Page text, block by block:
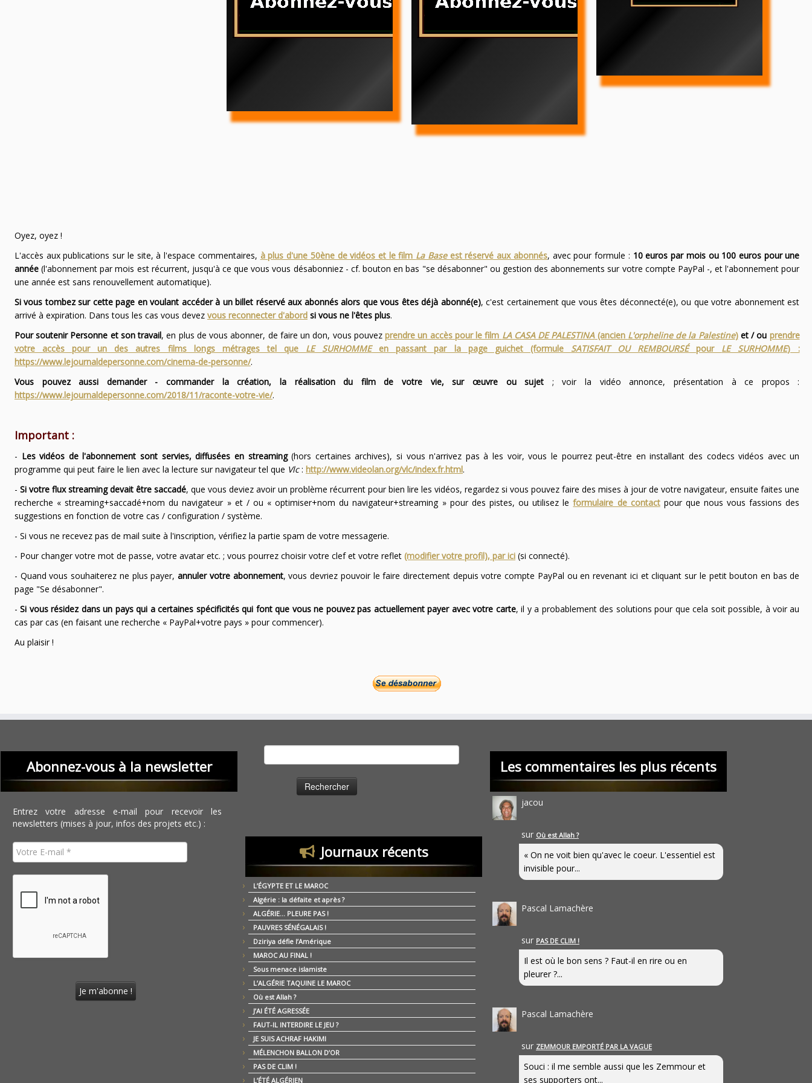
Oyez, oyez !
L'accès aux publications sur le site, à l'espace commentaires, à plus d'une 50ène de vidéos et le film La Baseest réservé aux abonnés, avec pour formule : 10 euros par mois ou 100 euros pour une
année(l'abonnement par mois est récurrent, jusqu'à ce que vous vous désabonniez - cf. bouton en bas "se désabonner" ou gestion des abonnements sur votre compte PayPal -, et l'abonnement pour
une année est sans renouvellement automatique).
Si vous tombez sur cette page en voulant accéder à un billet réservé aux abonnés alors que vous êtes déjà abonné(e), c'est certainement que vous êtes déconnecté(e), ou que votre abonnement est
arrivé à expiration. Dans tous les cas vous devez vous reconnecter d'abordsi vous ne l'êtes plus.
Pour soutenir Personne et son travail, en plus de vous abonner, de faire un don, vous pouvezprendre un accès pour le film LA CASA DE PALESTINA(ancien L'orpheline de la Palestine)et / ou prendre
votre accès pour un des autres films longs métrages tel que LE SURHOMMEen passant par la page guichet (formule SATISFAIT OU REMBOURSÉpour LE SURHOMME) :
https://www.lejournaldepersonne.com/cinema-de-personne/.
Vous pouvez aussi demander - commander la création, la réalisation du film de votre vie, sur œuvre ou sujet ; voir la vidéo annonce, présentation à ce propos :
https://www.lejournaldepersonne.com/2018/11/raconte-votre-vie/.
Important :
- Les vidéos de l'abonnement sont servies, diffusées en streaming(hors certaines archives), si vous n'arrivez pas à les voir, vous le pourrez peut-être en installant des codecs vidéos avec un
programme qui peut faire le lien avec la lecture sur navigateur tel que Vlc: http://www.videolan.org/vlc/index.fr.html.
- Si votre flux streaming devait être saccadé, que vous deviez avoir un problème récurrent pour bien lire les vidéos, regardez si vous pouvez faire des mises à jour de votre navigateur, ensuite faites une
recherche « streaming+saccadé+nom du navigateur » et / ou « optimiser+nom du navigateur+streaming » pour des pistes, ou utilisez leformulaire de contactpour que nous vous fassions des
suggestions en fonction de votre cas / configuration / système.
- Si vous ne recevez pas de mail suite à l'inscription, vérifiez la partie spam de votre messagerie.
- Pour changer votre mot de passe, votre avatar etc. ; vous pourrez choisir votre clef et votre reflet (modifier votre profil), par ici(si connecté).
- Quand vous souhaiterez ne plus payer,annuler votre abonnement, vous devriez pouvoir le faire directement depuis votre compte PayPal ou en revenant ici et cliquant sur le petit bouton en bas de
page "Se désabonner".
-Si vous résidez dans un pays qui a certaines spécificités qui font que vous ne pouvez pas actuellement payer avec votre carte, il y a probablement des solutions pour que cela soit possible, à voir au
cas par cas (en faisant une recherche « PayPal+votre pays » pour commencer).
Au plaisir !
Abonnez-vous à la newsletter
Entrez votre adresse e-mail pour recevoir les
newsletters (mises à jour, infos des projets etc.) :
Journaux récents
L’ÉGYPTE ET LE MAROC
Algérie : la défaite et après ?
ALGÉRIE… PLEURE PAS !
PAUVRES SÉNÉGALAIS !
Dziriya défie l’Amérique
MAROC AU FINAL !
Sous menace islamiste
L’ALGÉRIE TAQUINE LE MAROC
Où est Allah ?
J’AI ÉTÉ AGRESSÉE
FAUT-IL INTERDIRE LE JEU ?
JE SUIS ACHRAF HAKIMI
MÉLENCHON BALLON D’OR
PAS DE CLIM !
L’ÉTÉ ALGÉRIEN
Les commentaires les plus récents
jacou
sur Où est Allah ?
« On ne voit bien qu'avec le coeur. L'essentiel est
invisible pour...
Pascal Lamachère
sur PAS DE CLIM !
Il est où le bon sens ? Faut-il en rire ou en
pleurer ?...
Pascal Lamachère
sur ZEMMOUR EMPORTÉ PAR LA VAGUE
Souci : il me semble aussi que les Zemmour et
ses supporters ont...